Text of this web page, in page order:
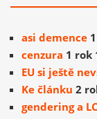
asi demence
cenzura 1 rok
EU si ještě
Ke článku 2
gendering a